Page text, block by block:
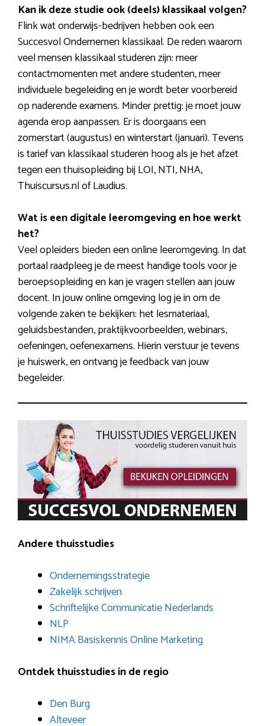
Kan ik deze studie ook (deels) klassikaal volgen?
Flink wat onderwijs-bedrijven hebben ook een
Succesvol Ondernemen klassikaal. De reden waarom
veel mensen klassikaal studeren zijn: meer
contactmomenten met andere studenten, meer
individuele begeleiding en je wordt beter voorbereid
op naderende examens. Minder prettig: je moet jouw
agenda erop aanpassen. Er is doorgaans een
zomerstart (augustus) en winterstart (januari). Tevens
is tarief van klassikaal studeren hoog als je het afzet
tegen een thuisopleiding bij LOI, NTI, NHA,
Thuiscursus.nl of Laudius.
Wat is een digitale leeromgeving en hoe werkt
het?
Veel opleiders bieden een online leeromgeving. In dat
portaal raadpleeg je de meest handige tools voor je
beroepsopleiding en kan je vragen stellen aan jouw
docent. In jouw online omgeving log je in om de
volgende zaken te bekijken: het lesmateriaal,
geluidsbestanden, praktijkvoorbeelden, webinars,
oefeningen, oefenexamens. Hierin verstuur je tevens
je huiswerk, en ontvang je feedback van jouw
begeleider.
Andere thuisstudies
Ondernemingsstrategie
Zakelijk schrijven
Schriftelijke Communicatie Nederlands
NLP
NIMA Basiskennis Online Marketing
Ontdek thuisstudies in de regio
Den Burg
Alteveer